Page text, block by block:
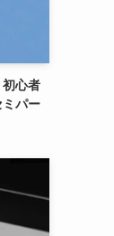
心者
パー